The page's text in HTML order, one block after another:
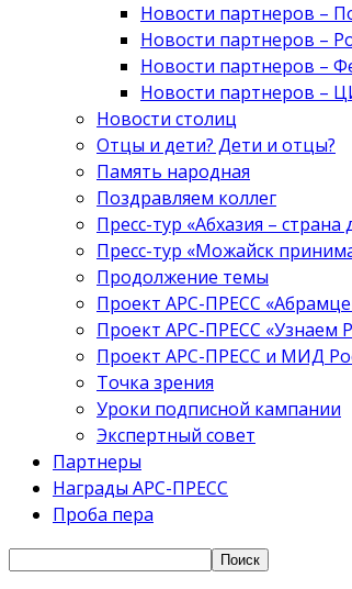
Новости партнеров –
Новости партнеров –
Новости партнеров –
Новости партнеров –
Новости столиц
Отцы и дети? Дети и отцы?
Память народная
Поздравляем коллег
Пресс-тур «Абхазия – страна
Пресс-тур «Можайск
Продолжение темы
Проект АРС-ПРЕСС
Проект АРС-ПРЕСС «Узнаем
Проект АРС-ПРЕСС и МИД
Точка зрения
Уроки подписной кампании
Экспертный совет
Партнеры
Награды АРС-ПРЕСС
Проба пера